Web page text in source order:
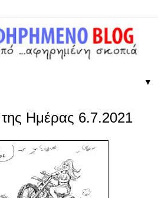
▼
της Ημέρας 6.7.2021